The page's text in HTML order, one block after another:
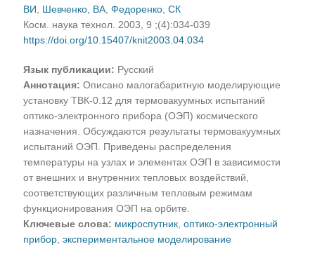
ВИ
Шевченко, ВА ,Федоренко, СК
Косм. наука технол. 2003, 9 ;(4):034-039
https://doi.org/10.15407/knit2003.04.034
Язык публикации: Русский
Аннотация:Описано малогабаритную моделирующие
установку ТВК-0.12 для термовакуумных испытаний
оптико-электронного прибора (ОЭП) космического
назначения. Обсуждаются результаты термовакуумных
испытаний ОЭП. Приведены распределения
температуры на узлах и элементах ОЭП в зависимости
от внешних и внутренних тепловых воздействий,
соответствующих различным тепловым режимам
функционирования ОЭП на орбите.
Ключевые слова: микроспутник ,оптико-электронный
прибор ,экспериментальное моделирование